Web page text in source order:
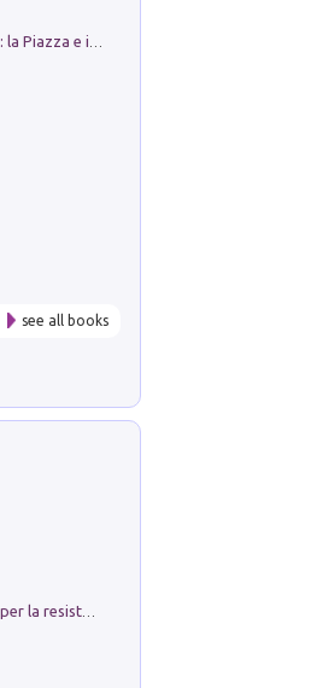
Luoghi Magici di Bologna. Vol. 1: la Piazza e i Suoi Simboli Segreti
see all books
Memorial Santa Giulia. Sculture per la resistenza Monchio di Palagano